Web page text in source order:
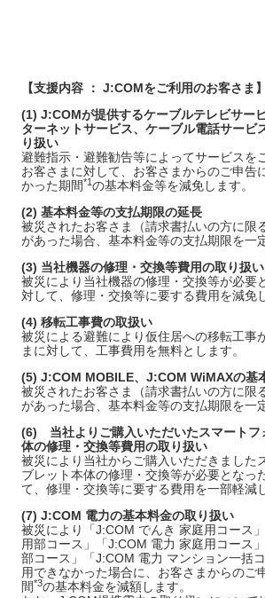
【支援内容 ： J:COMをご利用のお客さま】
(1) J:COMが提供するケーブルテレビサー
ターネットサービス、ケーブル電話サービ
り扱い
避難指示・避難勧告等によってサービスを
お客さまに対して、お客さまからのご申告
かった期間*1の基本料金等を減免します。
(2) 基本料金等の支払期限の延長
被災されたお客さま（請求書払いの方に限る
があった場合、基本料金等の支払期限を一
(3) 当社機器の修理・交換等費用の取り扱い
被災により当社機器の修理・交換等が必要
対して、修理・交換等に要する費用を減免
(4) 移転工事費の取扱い
被災による避難により仮住居への移転工事
まに対して、工事費用を無料とします。
(5) J:COM MOBILE、J:COM WiMAXの基
被災されたお客さま（請求書払いの方に限る
があった場合、基本料金等の支払期限を一
(6) 当社よりご購入いただいたスマートフ
体の修理・交換等費用の取り扱い
被災により当社からご購入いただきました
ブレット本体の修理・交換等が必要となっ
て、修理・交換等に要する費用を一部軽減
(7) J:COM 電力の基本料金の取り扱い
被災により「J:COM でんき 家庭用コース
用部コース」「J:COM 電力 家庭用コース
部コース」「J:COM 電力 マンション一括
用できなかった場合に、お客さまからのご
間*3の基本料金を減額します。